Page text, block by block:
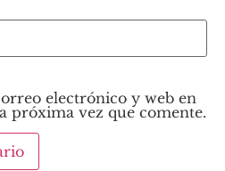
electrónico y web en
próxima vez que comente.